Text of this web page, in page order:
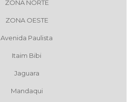
ZONA NORTE
ZONA OESTE
Avenida Paulista
Itaim Bibi
Jaguara
Mandaqui